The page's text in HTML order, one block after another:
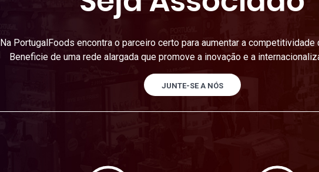
Na PortugalFoods encontra o parceiro certo para aumentar a competitividade
Beneficie de uma rede alargada que promove a inovação e a
JUNTE-SE A NÓS